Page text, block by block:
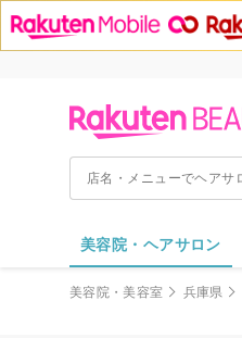
美容院・ヘアサロン
美容院・美容室 兵庫県